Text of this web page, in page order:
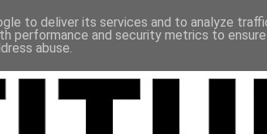
to deliver its services and to analyze
performance and security metrics to
abuse.